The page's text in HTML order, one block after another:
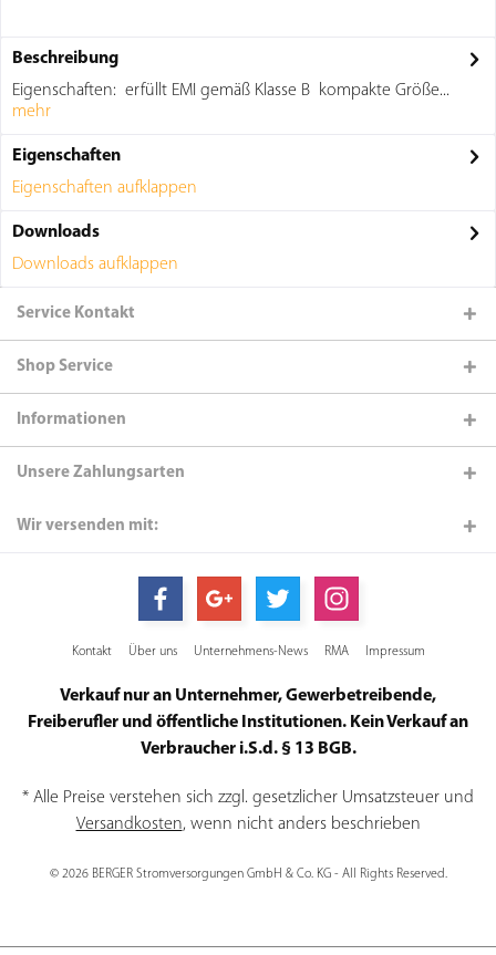
Beschreibung
Eigenschaften: erfüllt EMI gemäß Klasse B kompakte Größe...
mehr
Eigenschaften
Eigenschaften aufklappen
Downloads
Downloads aufklappen
Service Kontakt
Shop Service
Informationen
Unsere Zahlungsarten
Wir versenden mit:
Kontakt Über uns Unternehmens-News RMA Impressum
Verkauf nur an Unternehmer, Gewerbetreibende,
Freiberufler und öffentliche Institutionen. Kein Verkauf an
Verbraucher i.S.d. § 13 BGB.
* Alle Preise verstehen sich zzgl. gesetzlicher Umsatzsteuer und
Versandkosten, wenn nicht anders beschrieben
© 2026 BERGER Stromversorgungen GmbH & Co. KG - All Rights Reserved.